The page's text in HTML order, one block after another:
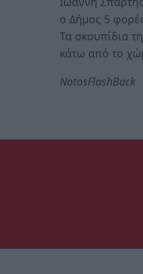
ο Δήμος 5
Τα σκουπίδια
κάτω από το
NotosFlashBack